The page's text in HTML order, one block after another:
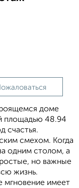
доме
площадью 48.94
счастья.
смехом. Когда
одним столом, а
но важные
жизнь.
мгновение имеет